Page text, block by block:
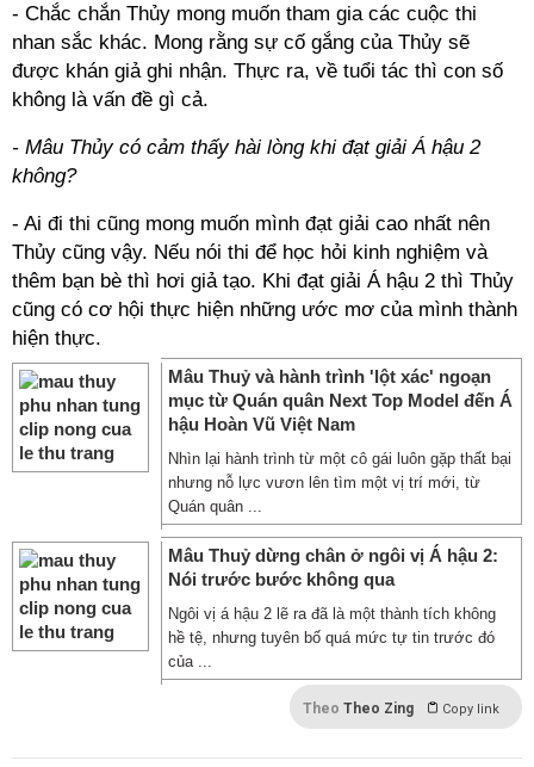
- Chắc chắn Thủy mong muốn tham gia các cuộc thi
nhan sắc khác. Mong rằng sự cố gắng của Thủy sẽ
được khán giả ghi nhận. Thực ra, về tuổi tác thì con số
không là vấn đề gì cả.
- Mâu Thủy có cảm thấy hài lòng khi đạt giải Á hậu 2
không?
- Ai đi thi cũng mong muốn mình đạt giải cao nhất nên
Thủy cũng vậy. Nếu nói thi để học hỏi kinh nghiệm và
thêm bạn bè thì hơi giả tạo. Khi đạt giải Á hậu 2 thì Thủy
cũng có cơ hội thực hiện những ước mơ của mình thành
hiện thực.
Mâu Thuỷ và hành trình 'lột xác' ngoạn
mục từ Quán quân Next Top Model đến Á
hậu Hoàn Vũ Việt Nam
Nhìn lại hành trình từ một cô gái luôn gặp thất bại
nhưng nỗ lực vươn lên tìm một vị trí mới, từ
Quán quân ...
Mâu Thuỷ dừng chân ở ngôi vị Á hậu 2:
Nói trước bước không qua
Ngôi vị á hậu 2 lẽ ra đã là một thành tích không
hề tệ, nhưng tuyên bố quá mức tự tin trước đó
của ...
Theo Theo Zing Copy link